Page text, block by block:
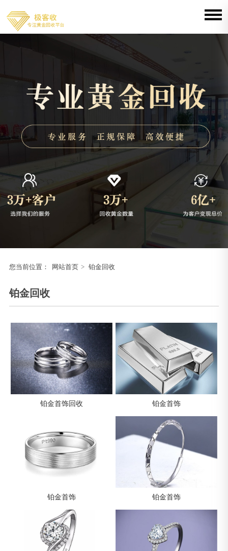
您当前位置： 网站首页 > 铂金回收
铂金回收
铂金首饰回收 铂金首饰
铂金首饰 铂金首饰